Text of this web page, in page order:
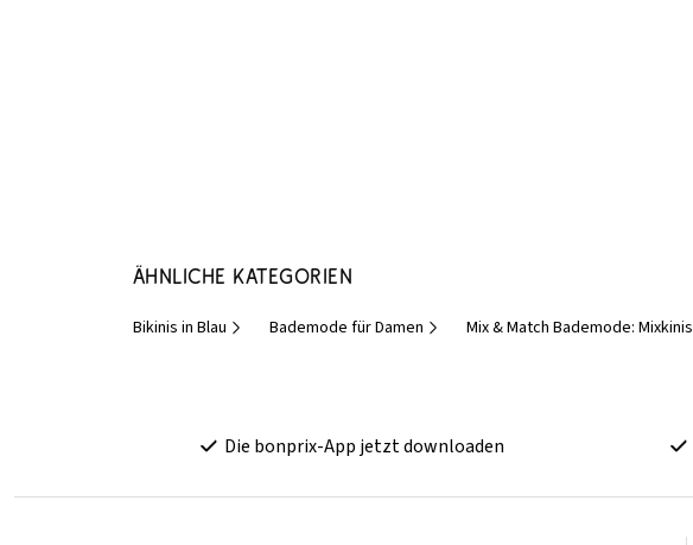
Ähnliche Kategorien
Bikinis in Blau Bademode für Damen Mix & Match Bademode: Mixkinis
Die bonprix-App jetzt downloaden